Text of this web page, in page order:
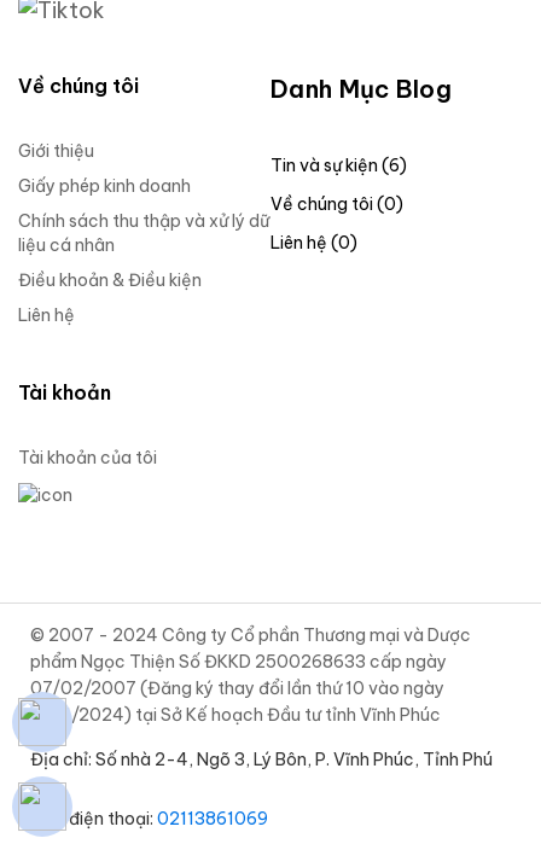
Về chúng tôi
Giới thiệu
Giấy phép kinh doanh
Chính sách thu thập và xử lý dữ
liệu cá nhân
Điều khoản & Điều kiện
Liên hệ
Danh Mục Blog
Tin và sự kiện (6)
Về chúng tôi (0)
Liên hệ (0)
Tài khoản
Tài khoản của tôi
© 2007 - 2024 Công ty Cổ phần Thương mại và Dược
phẩm Ngọc Thiện Số ĐKKD 2500268633 cấp ngày
07/02/2007 (Đăng ký thay đổi lần thứ 10 vào ngày
12/11/2024) tại Sở Kế hoạch Đầu tư tỉnh Vĩnh Phúc
Địa chỉ: Số nhà 2-4, Ngõ 3, Lý Bôn, P. Vĩnh Phúc, Tỉnh Phú
Thọ
• Số điện thoại: 02113861069